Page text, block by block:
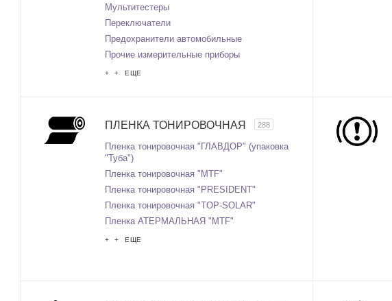
Мультитестеры
Переключатели
Предохранители автомобильные
Прочие измерительные приборы
+ + ЕЩЕ
ПЛЕНКА ТОНИРОВОЧНАЯ 288
Пленка тонировочная "ГЛАВДОР" (упаковка
"Туба")
Пленка тонировочная "MTF"
Пленка тонировочная "PRESIDENT"
Пленка тонировочная "TOP-SOLAR"
Пленка АТЕРМАЛЬНАЯ "MTF"
+ + ЕЩЕ